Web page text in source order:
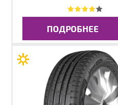
ПОДРОБНЕЕ